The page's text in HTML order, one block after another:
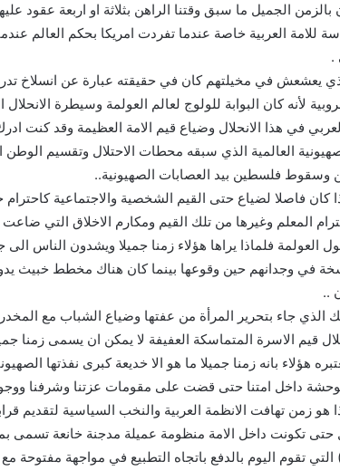
الجميل ما سبق وقتنا الراهن بثلاثة او اربعة عقود
للامة العربية خاصة عندما تفردت امريكا بحكم العالم
.
يعشعش في مخيلتهم كان في حقيقته عبارة عن انسلاخ
لأنه كان البوابة للولوج لعالم العولمة وسيطرة الانحلال
في هذا الانحلال وضياع قيم الامة العظيمة وقد كنت
العالمية الذي سبقه محطات الاحتلال وتقسيم الوطن
وسقوط فلسطين بيد العصابات الصهيونية..
كان فاصلا لضياع حتى القيم الشخصية والاجتماعية كاحترام
المعلم وغيرها من تلك القيم ومكارم الاخلاق التي
العولمة فلماذا يراها هؤلاء زمنا جميلا ويشدون الناس الى
في وجدانهم حين وقوعها بينما كان هناك مخطط خبيث
..
الذي جاء بتحرير المرأة من عفتها وضياع الشباب مع
قيم الاسرة المتماسكة العفيفة لا يمكن ان يسمى زمنا
هؤلاء بانه زمنا جميلا ما هو الا خديعة كبرى نفذتها
داخل امتنا حتى قضت على مقومات عزتنا وشرفنا
هو زمن تهافت الانظمة العربية والنخب السياسية لتقديم
حتى تكونت داخل الامة منظومة عميلة مدجنة خانعة تسمى
التي تقوم اليوم بالدفع باتجاه التطبيع في مواجهة مفتوحة